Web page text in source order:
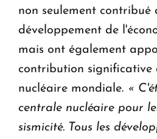
non seulement contribué
développement de
mais ont également
contribution significative
nucléaire mondiale. «
centrale nucléaire pour
sismicité. Tous les